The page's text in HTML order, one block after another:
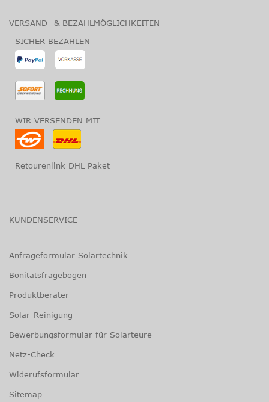
VERSAND- & BEZAHLMÖGLICHKEITEN
SICHER BEZAHLEN
WIR VERSENDEN MIT
Retourenlink DHL Paket
KUNDENSERVICE
Anfrageformular Solartechnik
Bonitätsfragebogen
Produktberater
Solar-Reinigung
Bewerbungsformular für Solarteure
Netz-Check
Widerufsformular
Sitemap